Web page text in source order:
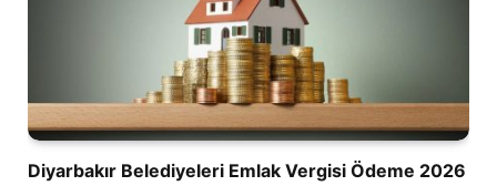
Diyarbakır Belediyeleri Emlak Vergisi Ödeme 2026